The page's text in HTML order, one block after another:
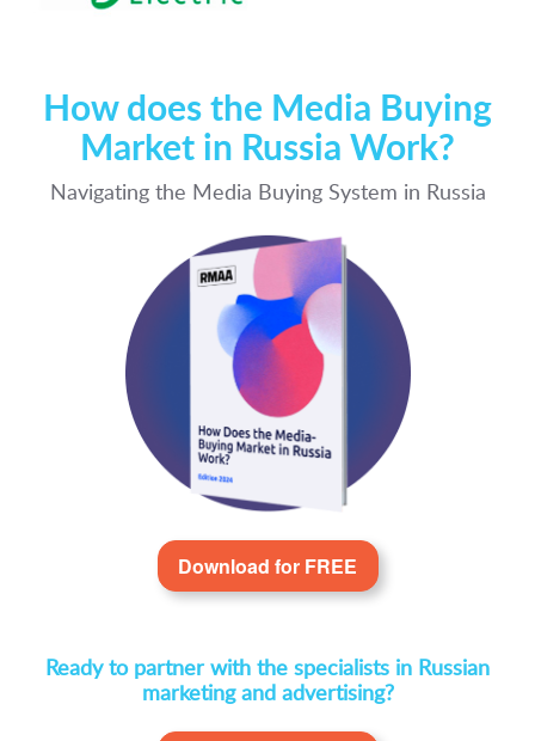
How does the Media Buying
Market in Russia Work?
Navigating the Media Buying System in Russia
Download for FREE
Ready to partner with the specialists in Russian
marketing and advertising?